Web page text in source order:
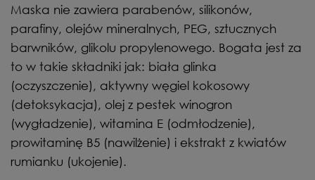
Maska nie zawiera parabenów, silikonów,
parafiny, olejów mineralnych, PEG, sztucznych
barwników, glikolu propylenowego. Bogata jest za
to w takie składniki jak: biała glinka
(oczyszczenie), aktywny węgiel kokosowy
(detoksykacja), olej z pestek winogron
(wygładzenie), witamina E (odmłodzenie),
prowitaminę B5 (nawilżenie) i ekstrakt z kwiatów
rumianku (ukojenie).